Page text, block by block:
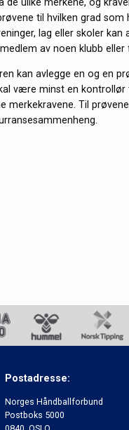
til hvilken grad
lag eller skoler
av noen klubb eller
kan avlegge en og en
være minst en kontrollør
merkekravene. Til
Postadresse:
Norges Håndballforbund
Postboks 5000